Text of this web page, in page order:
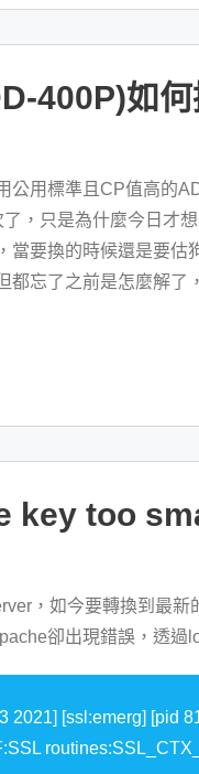
400P)如
公用標準且CP值高的
，只是為什麼今日才
要換的時候還是要估
忘了之前是怎麼解了
key too
，如今要轉換到最新
卻出現錯誤，透過
2021] [ssl:emerg] [pid